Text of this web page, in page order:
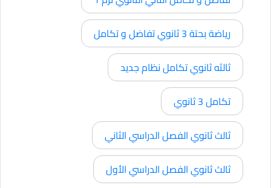
رياضة بحتة 3 ثانوي تفاضل و تكامل
ثالثه ثانوي تكامل نظام جديد
تكامل 3 ثانوي
ثالث ثانوي الفصل الدراسي الثاني
ثالث ثانوي الفصل الدراسي الأول